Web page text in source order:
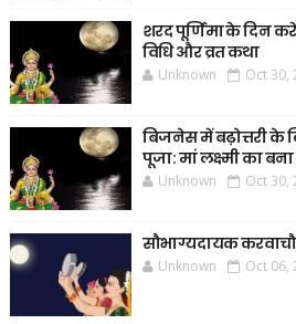
शरद पूर्णिमा के दिन
विधि और व्रत कथा
Unknown Oct 30,
बिजनेस में बढ़ोत्तरी के
पूजा: मां लक्ष्मी का
Unknown Oct 30,
सौभाग्यदायक
Unknown Oct 06,